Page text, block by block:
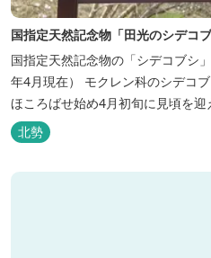
国指定天然記念物「田光のシデコ
国指定天然記念物の「シデコブシ
年4月現在） モクレン科のシデコブシは、例年3月末からつぼみを
ほころばせ始め4月初旬に見頃を
周辺の狭い範囲に自生するシデコ
菰野町、四日市市などの北勢地方
おけるシデコブシ天然分布の西の端にあた
北勢